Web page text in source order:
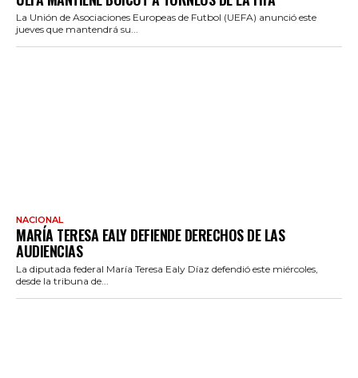
La Unión de Asociaciones Europeas de Futbol (UEFA) anunció este
jueves que mantendrá su...
NACIONAL
MARÍA TERESA EALY DEFIENDE DERECHOS DE LAS
AUDIENCIAS
La diputada federal María Teresa Ealy Díaz defendió este miércoles,
desde la tribuna de...